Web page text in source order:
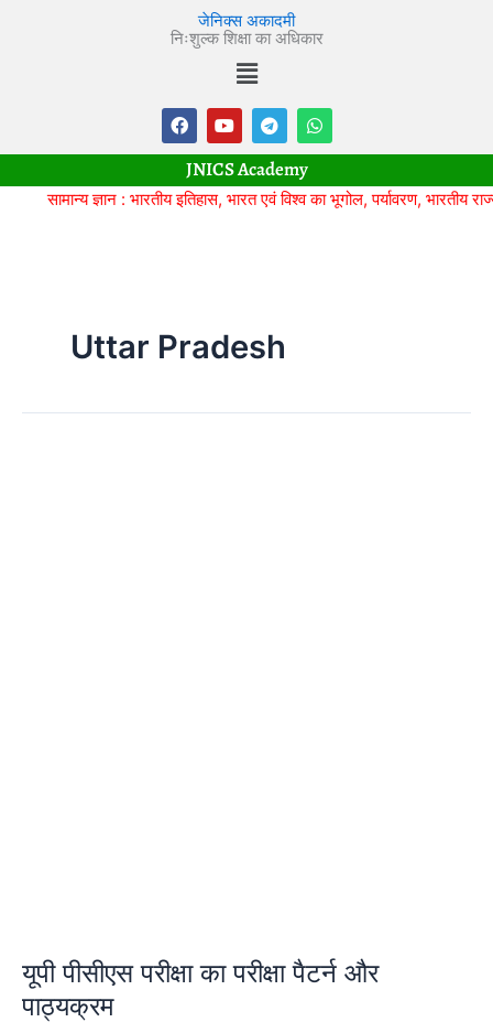
जेनिक्स अकादमी
निःशुल्क शिक्षा का अधिकार
Menu
a
c
e
b
o
o
o
u
t
u
b
e
e
l
e
g
r
a
h
a
t
a
p
JNICS Academy
सामान्य ज्ञान : भारतीय इतिहास, भारत एवं विश्व का भूगोल, पर्यावरण, भारतीय
Uttar Pradesh
यूपी पीसीएस परीक्षा का परीक्षा पैटर्न और
पाठ्यक्रम
यूपी
पीसीएस
परीक्षा